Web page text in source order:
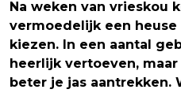
Na weken van vrieskou
vermoedelijk een
kiezen. In een aantal
heerlijk vertoeven,
beter je jas aantrekken.